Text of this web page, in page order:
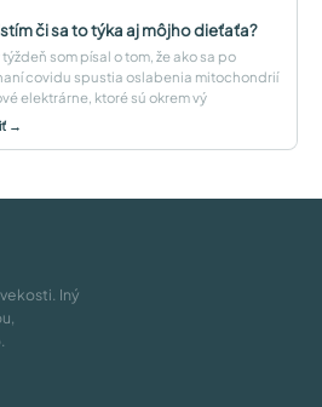
či sa to týka aj môjho dieťaťa?
som písal o tom, že ako sa po
covidu spustia oslabenia mitochondrií
elektrárne, ktoré sú okrem vý
→
Iný